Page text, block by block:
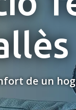
de un